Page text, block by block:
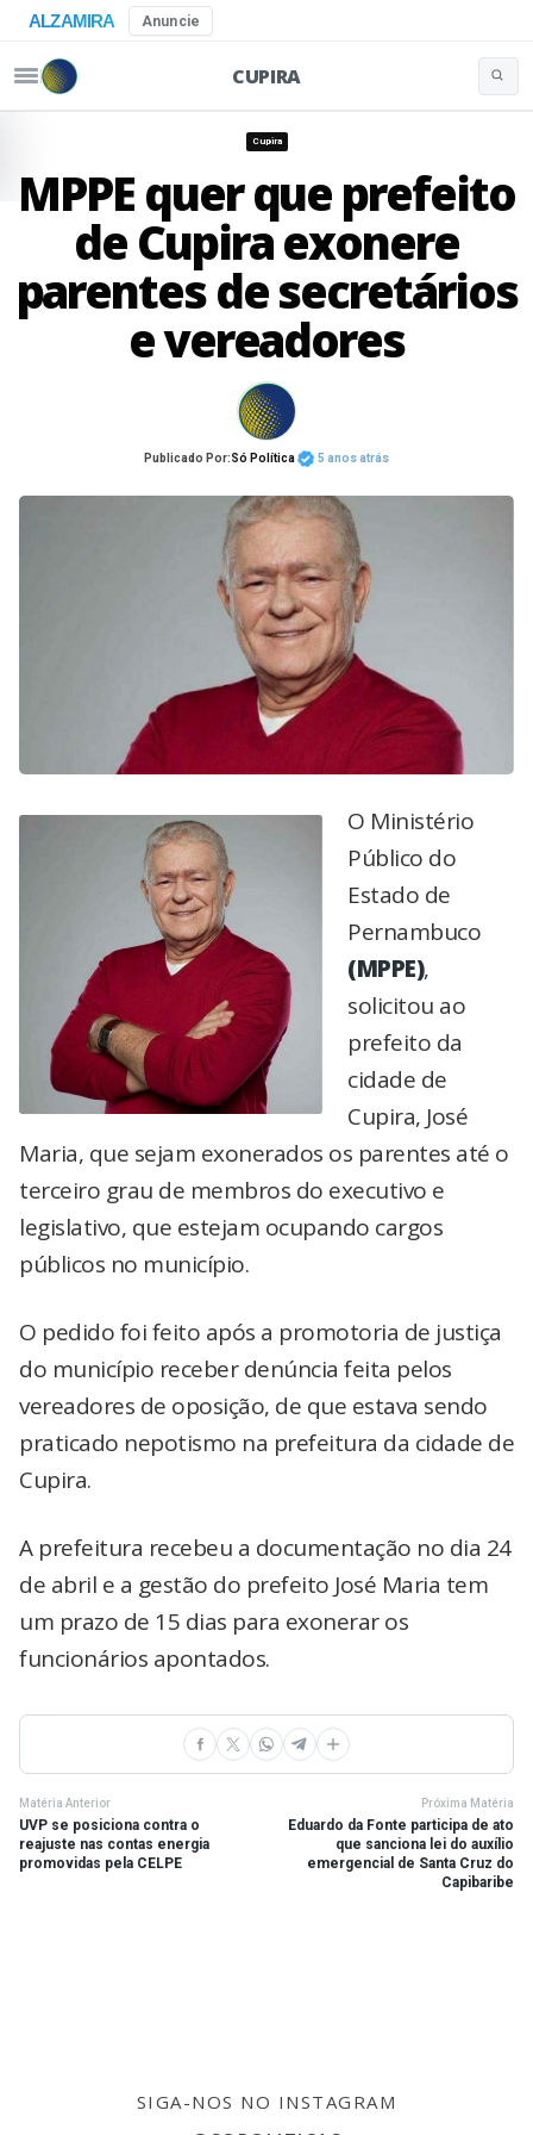
ALZAMIRA Anuncie
CUPIRA
Cupira
MPPE quer que prefeito
de Cupira exonere
parentes de secretários
e vereadores
Publicado Por:Só Política 5 anos atrás
O Ministério
Público do
Estado de
Pernambuco
(MPPE),
solicitou ao
prefeito da
cidade de
Cupira, José
Maria, que sejam exonerados os parentes até o
terceiro grau de membros do executivo e
legislativo, que estejam ocupando cargos
públicos no município.
O pedido foi feito após a promotoria de justiça
do município receber denúncia feita pelos
vereadores de oposição, de que estava sendo
praticado nepotismo na prefeitura da cidade de
Cupira.
A prefeitura recebeu a documentação no dia 24
de abril e a gestão do prefeito José Maria tem
um prazo de 15 dias para exonerar os
funcionários apontados.
Matéria Anterior
UVP se posiciona contra o
reajuste nas contas energia
promovidas pela CELPE
Próxima Matéria
Eduardo da Fonte participa de ato
que sanciona lei do auxílio
emergencial de Santa Cruz do
Capibaribe
SIGA-NOS NO INSTAGRAM